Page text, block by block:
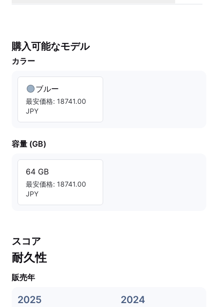
購入可能なモデル
カラー
ブルー
最安価格: 18741.00
JPY
容量 (GB)
64 GB
最安価格: 18741.00
JPY
スコア
耐久性
販売年
2025 2024